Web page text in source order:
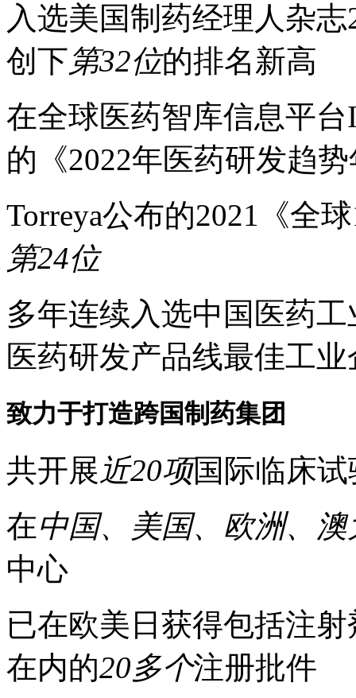
入选美国制药经理人杂
创下第32位的排名新高
在全球医药智库信息平台
的《2022年医药研发趋
Torreya公布的2021《全
第24位
多年连续入选中国医药
医药研发产品线最佳工业
致力于打造跨国制药集团
共开展近20项国际临床试
在中国、美国、欧洲、
中心
已在欧美日获得包括注
在内的20多个注册批件